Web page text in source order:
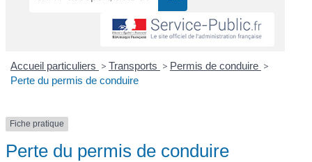
Accueil particuliers > Transports > Permis de conduire >
Perte du permis de conduire
Fiche pratique
Perte du permis de conduire